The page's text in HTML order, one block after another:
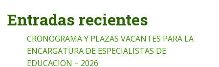
Entradas recientes
CRONOGRAMA Y PLAZAS VACANTES PARA LA
ENCARGATURA DE ESPECIALISTAS DE
EDUCACION – 2026